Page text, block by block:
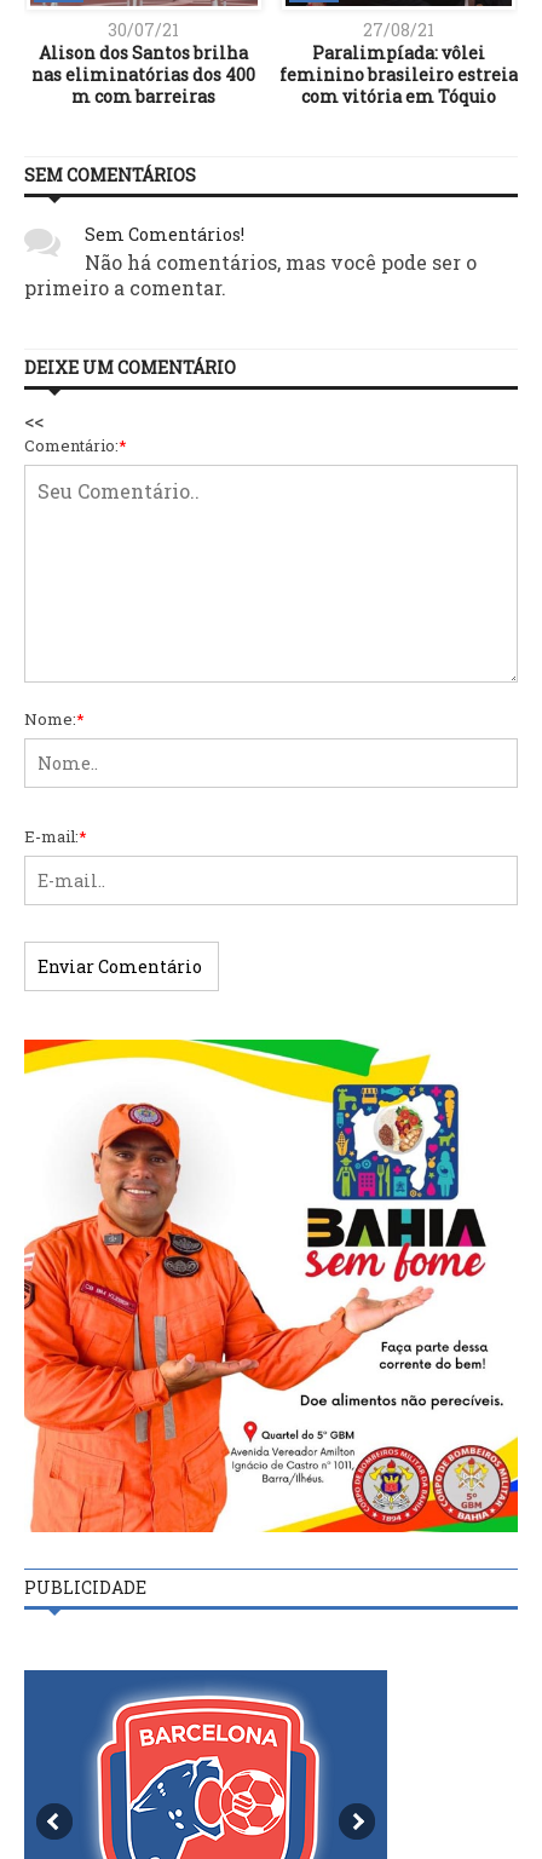
30/07/21
Alison dos Santos brilha
nas eliminatórias dos 400
m com barreiras
27/08/21
Paralimpíada: vôlei
feminino brasileiro estreia
com vitória em Tóquio
SEM COMENTÁRIOS
Sem Comentários!
Não há comentários, mas você pode ser o
primeiro a comentar.
DEIXE UM COMENTÁRIO
<<
Comentário:*
Nome:*
E-mail:*
PUBLICIDADE